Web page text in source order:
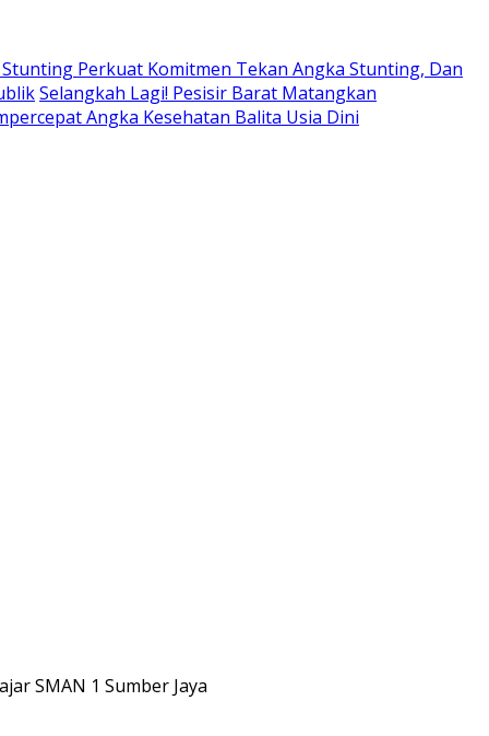
Perkuat Komitmen Tekan Angka Stunting, Dan
Selangkah Lagi! Pesisir Barat Matangkan
Angka Kesehatan Balita Usia Dini
SMAN 1 Sumber Jaya